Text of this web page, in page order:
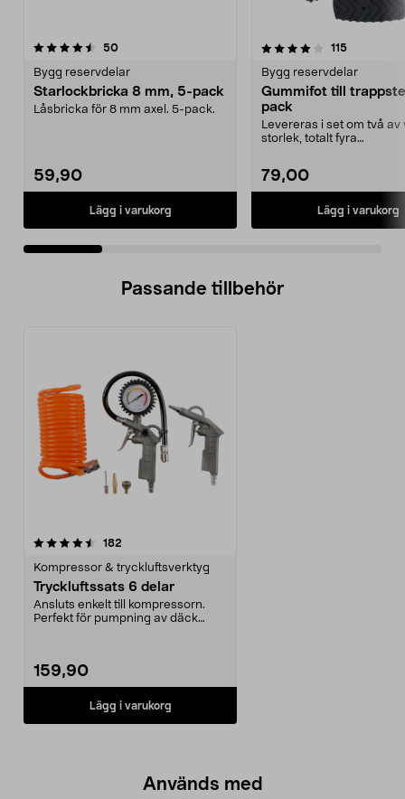
50recensioner
Bygg reservdelar
Starlockbricka 8 mm, 5-pack
Låsbricka för 8 mm axel. 5-pack.
59,90
Lägg i varukorg
4.0 av 5 stjärnor 115
Bygg reservdelar
Gummifot till
pack
Levereras i set om två av
storlek, totalt fyra
79,00
Lägg i varukorg
4.5 av 5 stjärnor
Passande tillbehör
182
Kompressor & tryckluftsverktyg
Tryckluftssats 6 delar
Ansluts enkelt till kompressorn.
Perfekt för pumpning av däck
159,90
Lägg i varukorg
Används med